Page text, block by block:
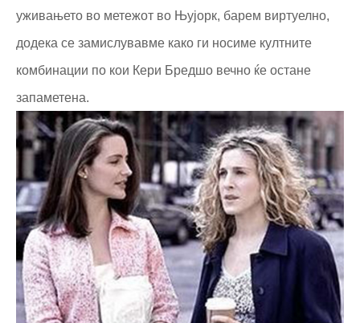
уживањето во метежот во Њујорк, барем виртуелно,
додека се замислувавме како ги носиме култните
комбинации по кои Кери Бредшо вечно ќе остане
запаметена.